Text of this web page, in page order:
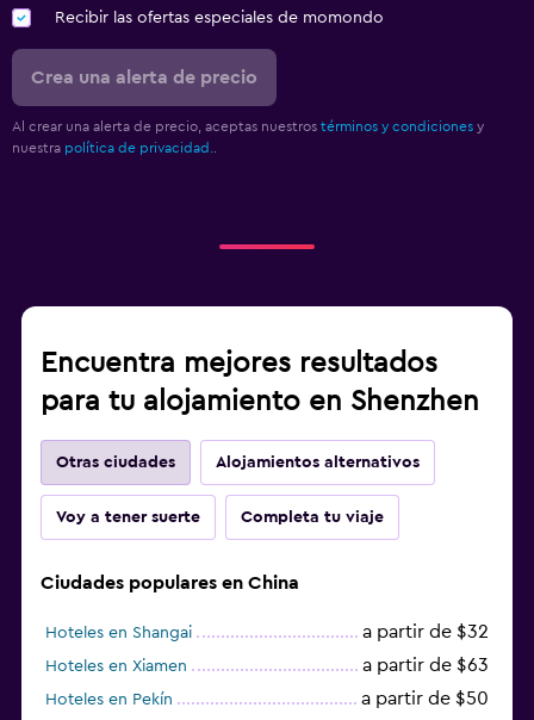
Recibir las ofertas especiales de momondo
Crea una alerta de precio
Al crear una alerta de precio, aceptas nuestros términos y condiciones y
nuestra política de privacidad.
Encuentra mejores resultados
para tu alojamiento en Shenzhen
Otras ciudades Alojamientos alternativos
Voy a tener suerte Completa tu viaje
Ciudades populares en China
Hoteles en Shangai a partir de $32
Hoteles en Xiamen a partir de $63
Hoteles en Pekín a partir de $50